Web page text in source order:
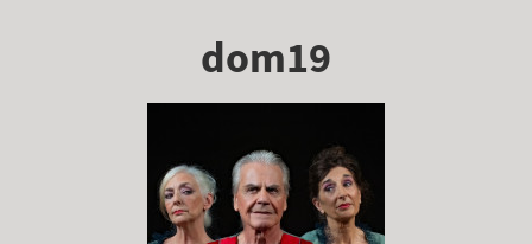
dom19